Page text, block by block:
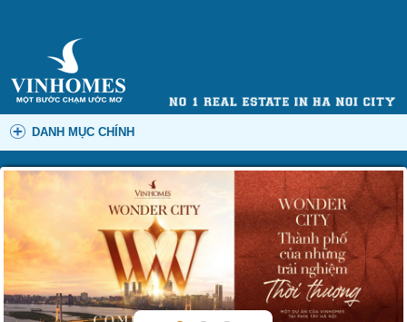
DANH MỤC CHÍNH